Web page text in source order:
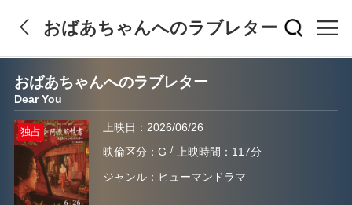
おばあちゃんへのラブレター
おばあちゃんへのラブレター
Dear You
独占
上映日：2026/06/26
映倫区分：G / 上映時間：117分
ジャンル：ヒューマンドラマ